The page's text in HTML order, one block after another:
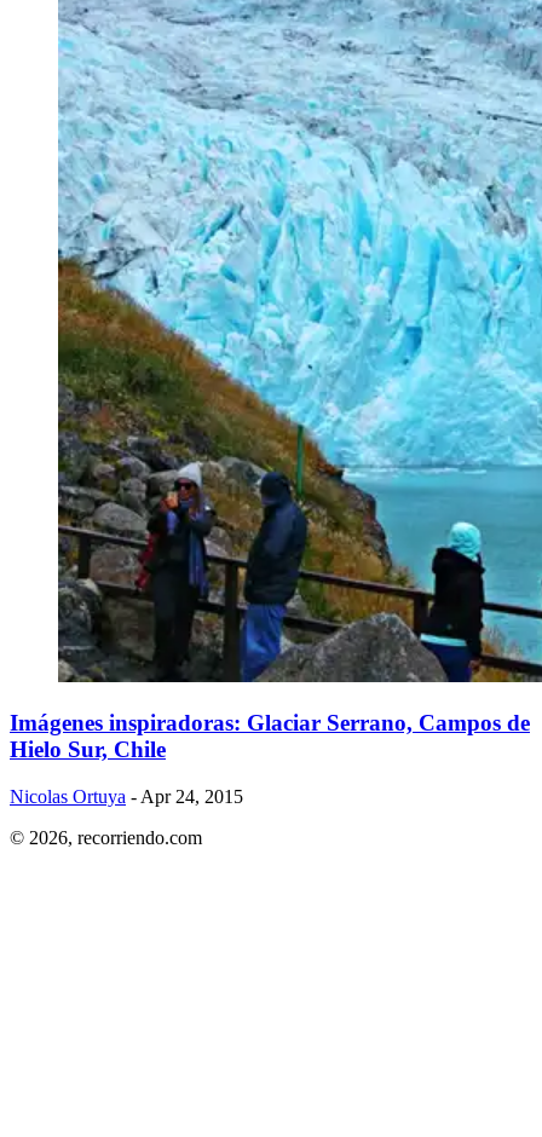
Imágenes inspiradoras: Glaciar Serrano, Campos de
Hielo Sur, Chile
Nicolas Ortuya - Apr 24, 2015
© 2026, recorriendo.com